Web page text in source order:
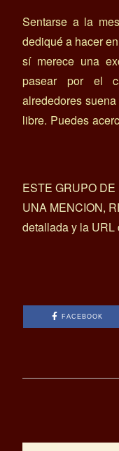
Sentarse a la
dediqué a hacer
sí merece una
pasear por el
alrededores
libre. Puedes
ESTE GRUPO
UNA MENCION,
detallada y la URL
FACEBOOK